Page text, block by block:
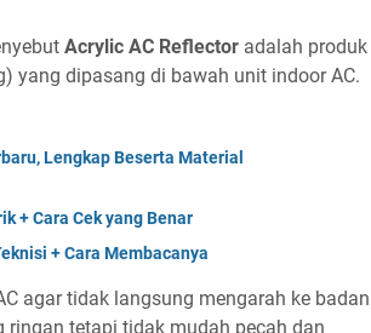
Acrylic AC Reflector adalah produk
yang dipasang di bawah unit indoor AC.
Lengkap Beserta Material
+ Cara Cek yang Benar
+ Cara Membacanya
agar tidak langsung mengarah ke badan
tetapi tidak mudah pecah dan